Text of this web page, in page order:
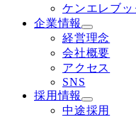
ケンエレブッ
企業情報
経営理念
会社概要
アクセス
SNS
採用情報
中途採用